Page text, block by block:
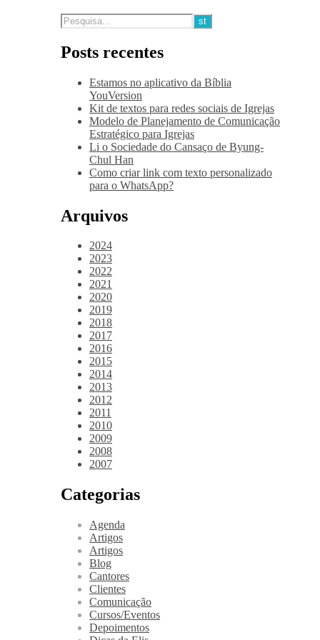
Posts recentes
Estamos no aplicativo da Bíblia
YouVersion
Kit de textos para redes sociais de Igrejas
Modelo de Planejamento de Comunicação
Estratégico para Igrejas
Li o Sociedade do Cansaço de Byung-
Chul Han
Como criar link com texto personalizado
para o WhatsApp?
Arquivos
2024
2023
2022
2021
2020
2019
2018
2017
2016
2015
2014
2013
2012
2011
2010
2009
2008
2007
Categorias
Agenda
Artigos
Artigos
Blog
Cantores
Clientes
Comunicação
Cursos/Eventos
Depoimentos